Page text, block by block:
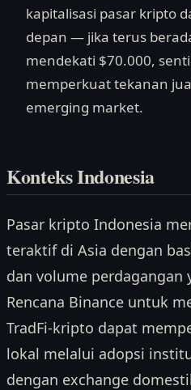
kapitalisasi pasar kripto
depan — jika terus
mendekati $70.000,
memperkuat tekanan
emerging market.
Konteks Indonesia
Pasar kripto Indonesia
teraktif di Asia dengan
dan volume perdagangan
Rencana Binance untuk
TradFi-kripto dapat
lokal melalui adopsi
dengan exchange